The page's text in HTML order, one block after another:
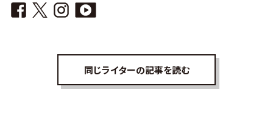
同じライターの記事を読む